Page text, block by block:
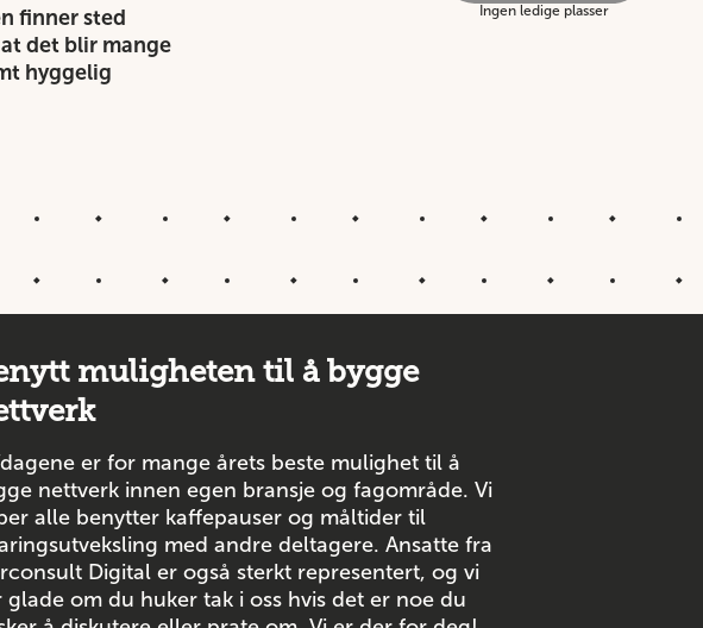
finner sted
det blir mange
hyggelig
Ingen ledige plasser
muligheten til å bygge
er for mange årets beste mulighet til å
nettverk innen egen bransje og fagområde. Vi
alle benytter kaffepauser og måltider til
med andre deltagere. Ansatte fra
Digital er også sterkt representert, og vi
glade om du huker tak i oss hvis det er noe du